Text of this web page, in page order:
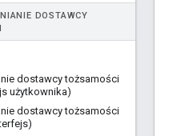
DOSTAWCY
dostawcy tożsamości
użytkownika)
dostawcy tożsamości